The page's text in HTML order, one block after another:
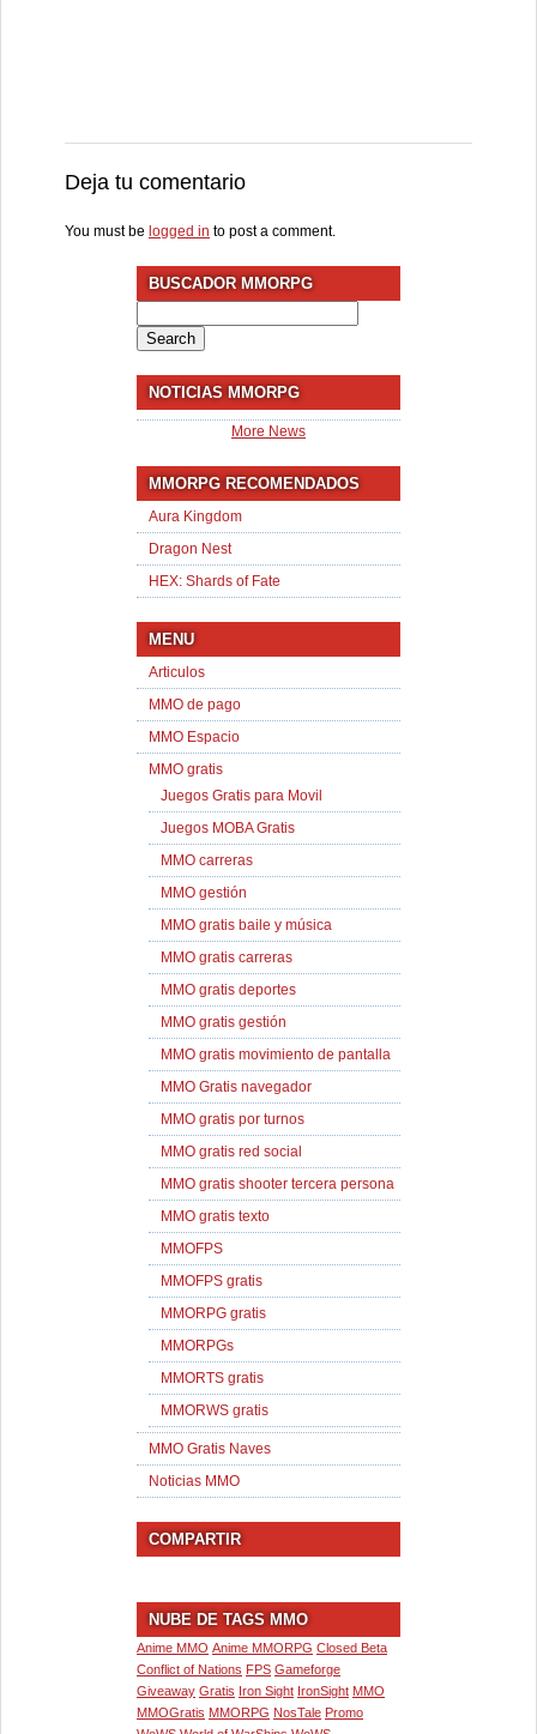
Deja tu comentario
You must be logged in to post a comment.
BUSCADOR MMORPG
for:
NOTICIAS MMORPG
More News
MMORPG RECOMENDADOS
Aura Kingdom
Dragon Nest
HEX: Shards of Fate
MENU
Articulos
MMO de pago
MMO Espacio
MMO gratis
Juegos Gratis para Movil
Juegos MOBA Gratis
MMO carreras
MMO gestión
MMO gratis baile y música
MMO gratis carreras
MMO gratis deportes
MMO gratis gestión
MMO gratis movimiento de pantalla
MMO Gratis navegador
MMO gratis por turnos
MMO gratis red social
MMO gratis shooter tercera persona
MMO gratis texto
MMOFPS
MMOFPS gratis
MMORPG gratis
MMORPGs
MMORTS gratis
MMORWS gratis
MMO Gratis Naves
Noticias MMO
COMPARTIR
NUBE DE TAGS MMO
Anime MMO Anime MMORPG Closed Beta
Conflict of Nations FPS Gameforge
Giveaway Gratis Iron Sight IronSight MMO
MMOGratis MMORPG NosTale Promo